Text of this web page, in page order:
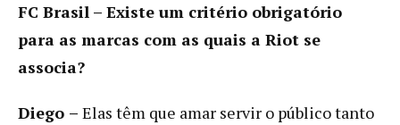
FC Brasil – Existe um critério obrigatório
para as marcas com as quais a Riot se
associa?
Diego – Elas têm que amar servir o público tanto